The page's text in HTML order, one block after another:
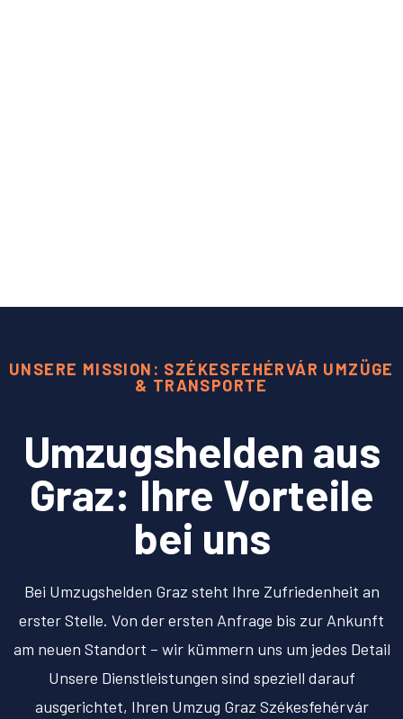
UNSERE MISSION: SZÉKESFEHÉRVÁR UMZÜGE
& TRANSPORTE
Umzugshelden aus
Graz: Ihre Vorteile
bei uns
Bei Umzugshelden Graz steht Ihre Zufriedenheit an
erster Stelle. Von der ersten Anfrage bis zur Ankunft
am neuen Standort – wir kümmern uns um jedes Detail
Unsere Dienstleistungen sind speziell darauf
ausgerichtet, Ihren Umzug Graz Székesfehérvár